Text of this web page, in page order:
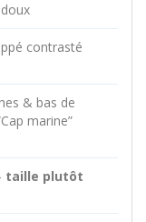
contrasté
& bas de
marine”
taille plutôt